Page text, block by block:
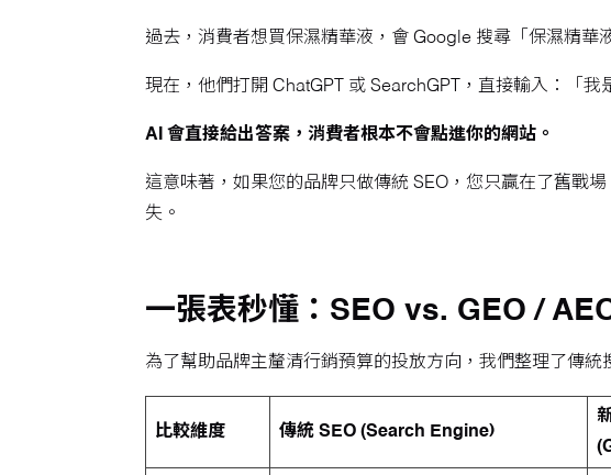
過去，消費者想買保濕精華液，會 Google 搜尋「保濕精華
現在，他們打開 ChatGPT 或 SearchGPT，直接輸入：「 我
AI 會直接給出答案，消費者根本不會點進你的網站。
這意味著，如果您的品牌只做傳統 SEO，您只贏在了舊戰
失。
一張表秒懂：SEO vs. GEO /
為了幫助品牌主釐清行銷預算的投放方向，我們整理了傳統
比較維度 傳統 SEO (Search Engine)